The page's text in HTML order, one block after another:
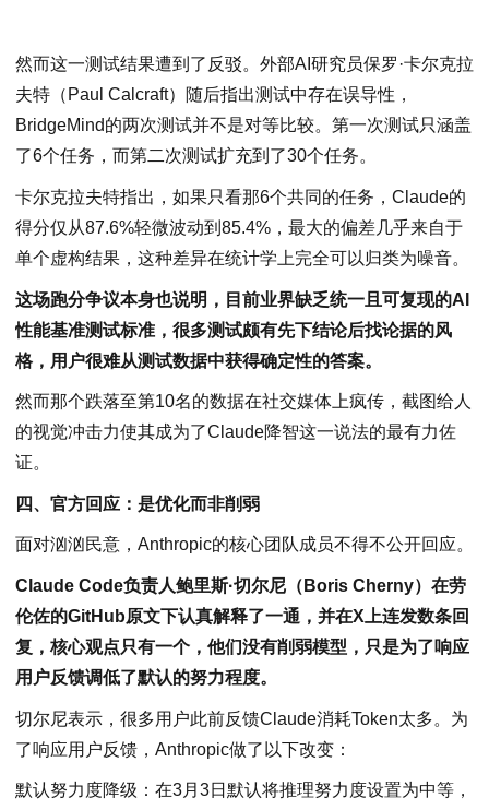
然而这一测试结果遭到了反驳。外部AI研究员保罗·卡尔克拉
夫特（Paul Calcraft）随后指出测试中存在误导性，
BridgeMind的两次测试并不是对等比较。第一次测试只涵盖
了6个任务，而第二次测试扩充到了30个任务。
卡尔克拉夫特指出，如果只看那6个共同的任务，Claude的
得分仅从87.6%轻微波动到85.4%，最大的偏差几乎来自于
单个虚构结果，这种差异在统计学上完全可以归类为噪音。
这场跑分争议本身也说明，目前业界缺乏统一且可复现的AI
性能基准测试标准，很多测试颇有先下结论后找论据的风
格，用户很难从测试数据中获得确定性的答案。
然而那个跌落至第10名的数据在社交媒体上疯传，截图给人
的视觉冲击力使其成为了Claude降智这一说法的最有力佐
证。
四、官方回应：是优化而非削弱
面对汹汹民意，Anthropic的核心团队成员不得不公开回应。
Claude Code负责人鲍里斯·切尔尼（Boris Cherny）在劳
伦佐的GitHub原文下认真解释了一通，并在X上连发数条回
复，核心观点只有一个，他们没有削弱模型，只是为了响应
用户反馈调低了默认的努力程度。
切尔尼表示，很多用户此前反馈Claude消耗Token太多。为
了响应用户反馈，Anthropic做了以下改变：
默认努力度降级：在3月3日默认将推理努力度设置为中等，